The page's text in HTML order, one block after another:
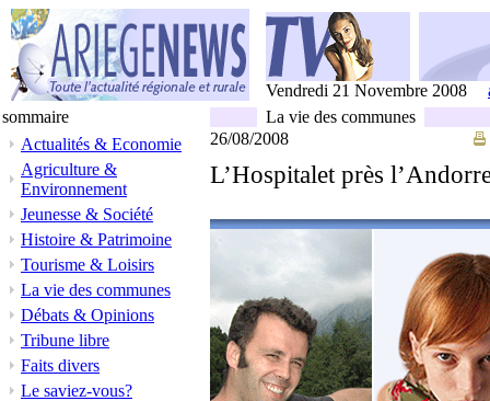
Vendredi 21 Novembre 2008
sommaire
Actualités & Economie
Agriculture &
Environnement
Jeunesse & Société
Histoire & Patrimoine
Tourisme & Loisirs
La vie des communes
Débats & Opinions
Tribune libre
Faits divers
Le saviez-vous?
La vie des communes
26/08/2008
L’Hospitalet près